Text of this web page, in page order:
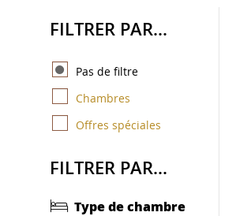
FILTRER PAR...
Pas de filtre
Chambres
Offres spéciales
FILTRER PAR...
Type de chambre